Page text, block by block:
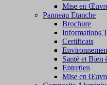
Mise en
Panneau Etanche
Brochure
Informations
Certificats
Santé et Bien
Entretien
Mise en